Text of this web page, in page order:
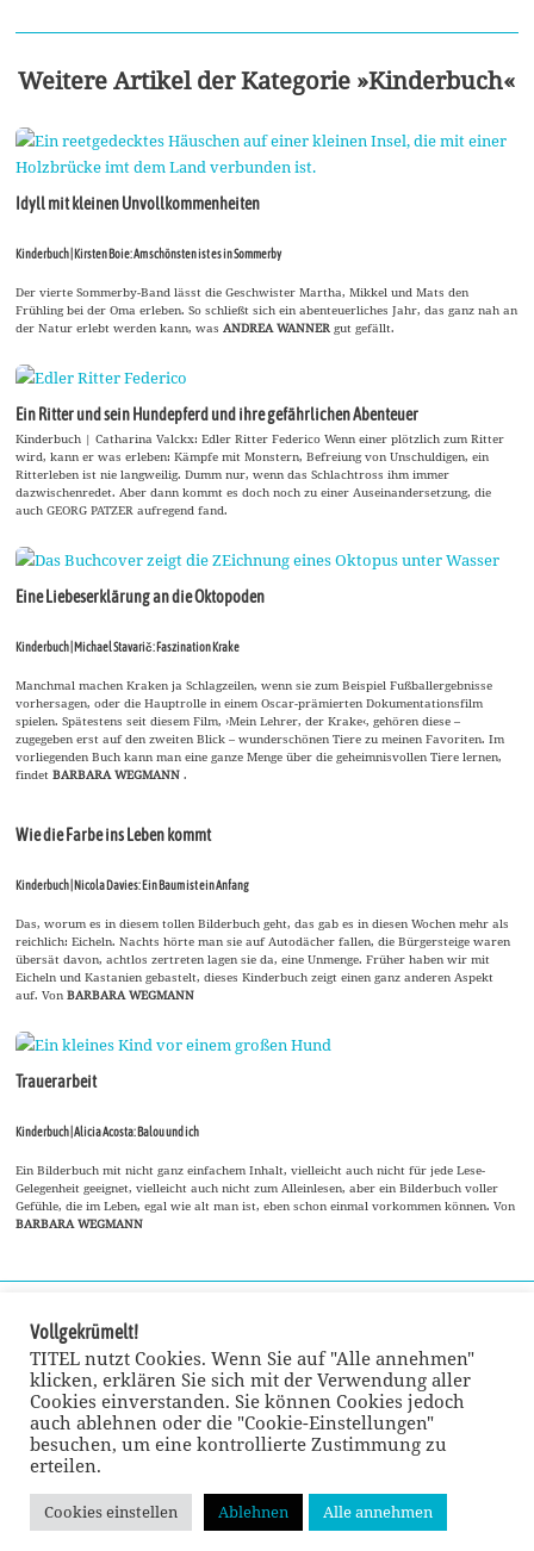
Weitere Artikel der Kategorie »Kinderbuch«
Idyll mit kleinen Unvollkommenheiten
Kinderbuch | Kirsten Boie: Am schönsten ist es in Sommerby
Der vierte Sommerby-Band lässt die Geschwister Martha, Mikkel und Mats den
Frühling bei der Oma erleben. So schließt sich ein abenteuerliches Jahr, das ganz nah an
der Natur erlebt werden kann, wasANDREA WANNERgut gefällt.
Ein Ritter und sein Hundepferd und ihre gefährlichen Abenteuer
Kinderbuch | Catharina Valckx: Edler Ritter Federico Wenn einer plötzlich zum Ritter
wird, kann er was erleben: Kämpfe mit Monstern, Befreiung von Unschuldigen, ein
Ritterleben ist nie langweilig. Dumm nur, wenn das Schlachtross ihm immer
dazwischenredet. Aber dann kommt es doch noch zu einer Auseinandersetzung, die
auch GEORG PATZER aufregend fand.
Eine Liebeserklärung an die Oktopoden
Kinderbuch | Michael Stavarič: Faszination Krake
Manchmal machen Kraken ja Schlagzeilen, wenn sie zum Beispiel Fußballergebnisse
vorhersagen, oder die Hauptrolle in einem Oscar-prämierten Dokumentationsfilm
spielen. Spätestens seit diesem Film, ›Mein Lehrer, der Krake‹, gehören diese –
zugegeben erst auf den zweiten Blick – wunderschönen Tiere zu meinen Favoriten. Im
vorliegenden Buch kann man eine ganze Menge über die geheimnisvollen Tiere lernen,
findetBARBARA WEGMANN.
Wie die Farbe ins Leben kommt
Kinderbuch | Nicola Davies: Ein Baum ist ein Anfang
Das, worum es in diesem tollen Bilderbuch geht, das gab es in diesen Wochen mehr als
reichlich: Eicheln. Nachts hörte man sie auf Autodächer fallen, die Bürgersteige waren
übersät davon, achtlos zertreten lagen sie da, eine Unmenge. Früher haben wir mit
Eicheln und Kastanien gebastelt, dieses Kinderbuch zeigt einen ganz anderen Aspekt
auf. VonBARBARA WEGMANN
Trauerarbeit
Kinderbuch | Alicia Acosta: Balou und ich
Ein Bilderbuch mit nicht ganz einfachem Inhalt, vielleicht auch nicht für jede Lese-
Gelegenheit geeignet, vielleicht auch nicht zum Alleinlesen, aber ein Bilderbuch voller
Gefühle, die im Leben, egal wie alt man ist, eben schon einmal vorkommen können. Von
BARBARA WEGMANN
© TITEL kulturmagazin 2022
Vollgekrümelt!
TITEL nutzt Cookies. Wenn Sie auf "Alle annehmen"
klicken, erklären Sie sich mit der Verwendung aller
Cookies einverstanden. Sie können Cookies jedoch
auch ablehnen oder die "Cookie-Einstellungen"
besuchen, um eine kontrollierte Zustimmung zu
erteilen.
Cookies einstellen Ablehnen Alle annehmen